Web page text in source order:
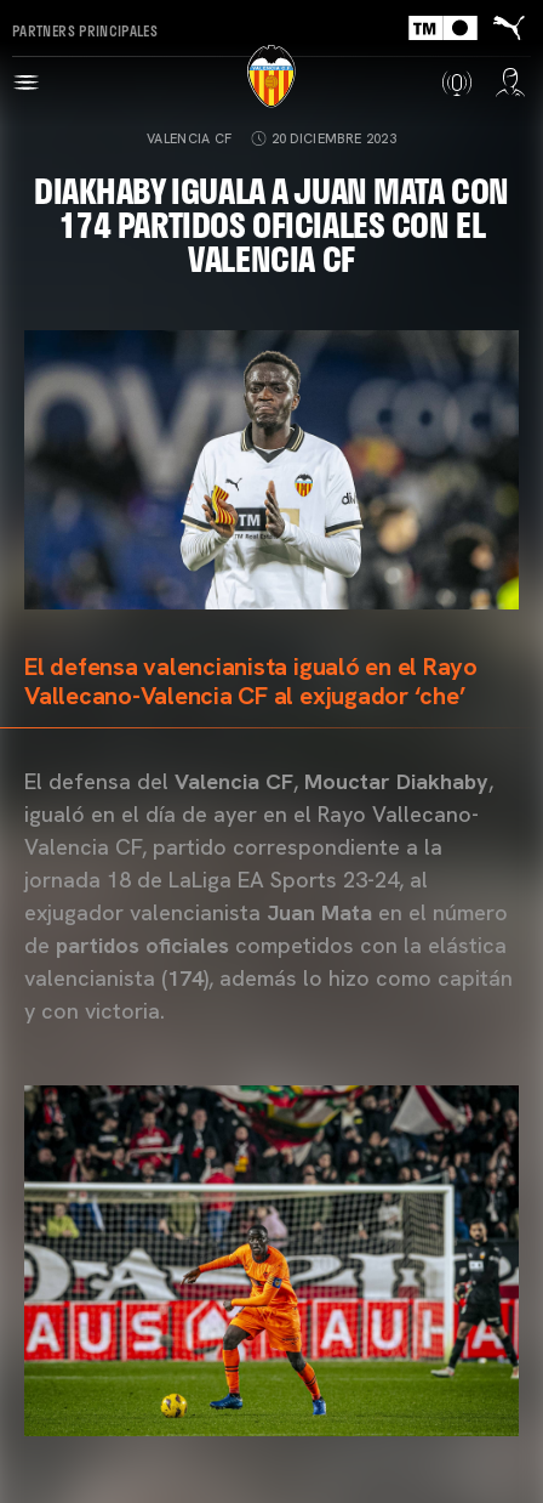
PARTNERS PRINCIPALES
VALENCIA CF 20 DICIEMBRE 2023
DIAKHABY IGUALA A JUAN MATA CON
174 PARTIDOS OFICIALES CON EL
VALENCIA CF
El defensa valencianista igualó en el Rayo
Vallecano-Valencia CF al exjugador ‘che’
El defensa del Valencia CF, Mouctar Diakhaby,
igualó en el día de ayer en el Rayo Vallecano-
Valencia CF, partido correspondiente a la
jornada 18 de LaLiga EA Sports 23-24, al
exjugador valencianista Juan Mata en el número
de partidos oficiales competidos con la elástica
valencianista (174), además lo hizo como capitán
y con victoria.